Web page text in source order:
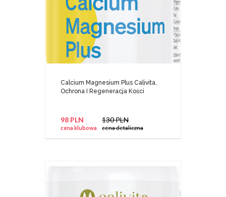
Calcium Magnesium Plus Calivita,
Ochrona I Regeneracja Kości
98 PLN
cena klubowa
130 PLN
cena detaliczna